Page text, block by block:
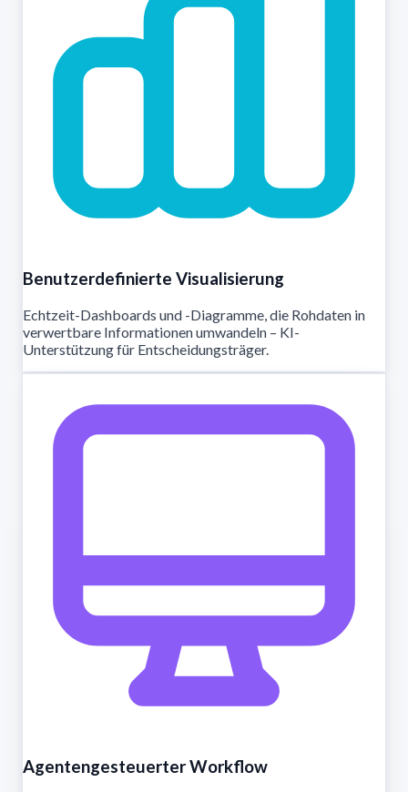
Benutzerdefinierte Visualisierung
Echtzeit-Dashboards und -Diagramme, die Rohdaten in
verwertbare Informationen umwandeln – KI-
Unterstützung für Entscheidungsträger.
Agentengesteuerter Workflow